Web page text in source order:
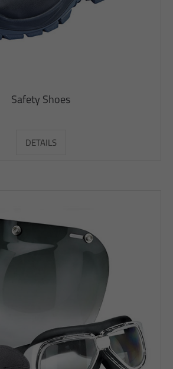
Safety Shoes
DETAILS